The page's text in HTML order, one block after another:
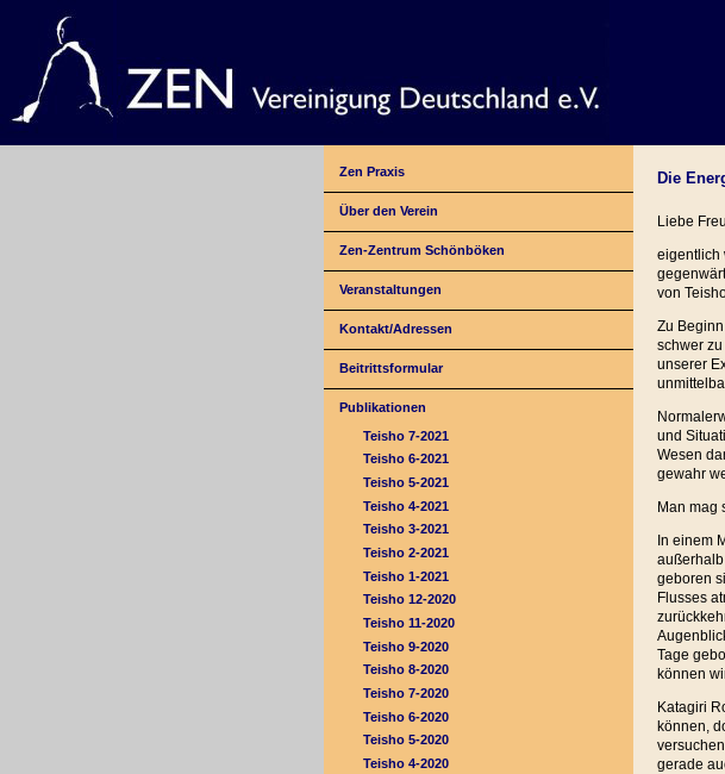
Zen Praxis
Über den Verein
Zen-Zentrum Schönböken
Veranstaltungen
Kontakt/Adressen
Beitrittsformular
Publikationen
Teisho 7-2021
Teisho 6-2021
Teisho 5-2021
Teisho 4-2021
Teisho 3-2021
Teisho 2-2021
Teisho 1-2021
Teisho 12-2020
Teisho 11-2020
Teisho 9-2020
Teisho 8-2020
Teisho 7-2020
Teisho 6-2020
Teisho 5-2020
Teisho 4-2020
Die
Liebe
eigentlich
von
Zu
schwer
unserer
und
Wesen
gewahr
Man mag
In einem
geboren
Flusses
Tage
können
Katagiri
können,
gerade